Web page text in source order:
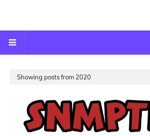
Showing posts from 2020